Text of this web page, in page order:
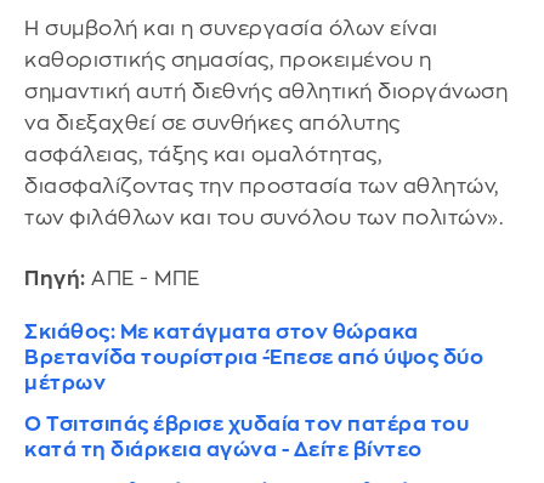
Η συμβολή και η συνεργασία όλων είναι
καθοριστικής σημασίας, προκειμένου η
σημαντική αυτή διεθνής αθλητική διοργάνωση
να διεξαχθεί σε συνθήκες απόλυτης
ασφάλειας, τάξης και ομαλότητας,
διασφαλίζοντας την προστασία των αθλητών,
των φιλάθλων και του συνόλου των πολιτών».
Πηγή: ΑΠΕ - ΜΠΕ
Σκιάθος: Με κατάγματα στον θώρακα
Βρετανίδα τουρίστρια -Έπεσε από ύψος δύο
μέτρων
Ο Τσιτσιπάς έβρισε χυδαία τον πατέρα του
κατά τη διάρκεια αγώνα - Δείτε βίντεο